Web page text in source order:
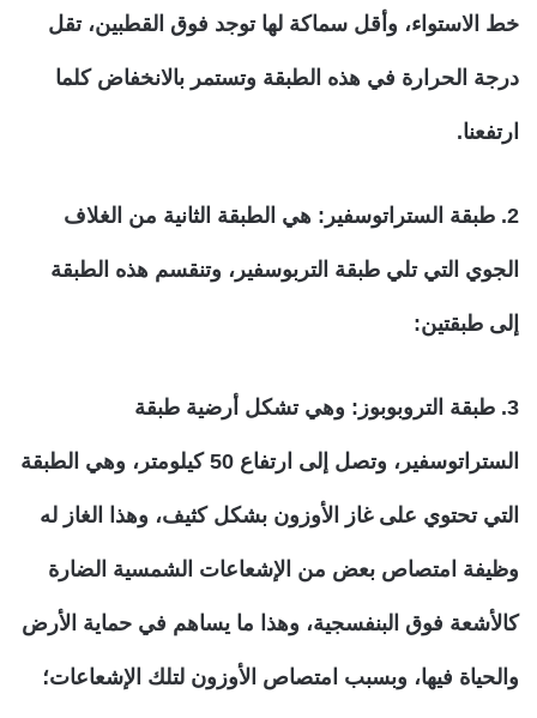
خط الاستواء، وأقل سماكة لها توجد فوق القطبين، تقل
درجة الحرارة في هذه الطبقة وتستمر بالانخفاض كلما
ارتفعنا.
2. طبقة الستراتوسفير : هي الطبقة الثانية من الغلاف
الجوي التي تلي طبقة التربوسفير، وتنقسم هذه الطبقة
إلى طبقتين:
3. طبقة التروبوبوز: وهي تشكل أرضية طبقة
الستراتوسفير، وتصل إلى ارتفاع 50 كيلومتر، وهي الطبقة
التي تحتوي على غاز الأوزون بشكل كثيف، وهذا الغاز له
وظيفة امتصاص بعض من الإشعاعات الشمسية الضارة
كالأشعة فوق البنفسجية، وهذا ما يساهم في حماية الأرض
والحياة فيها، وبسبب امتصاص الأوزون لتلك الإشعاعات؛